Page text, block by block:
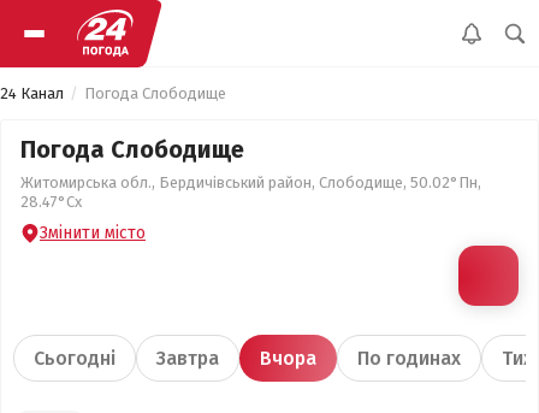
24 Канал Погода Слободище
Погода Слободище
Житомирська обл., Бердичівський район, Слободище, 50.02°Пн,
28.47°Сх
Змінити місто
Сьогодні Завтра Вчора По годинах